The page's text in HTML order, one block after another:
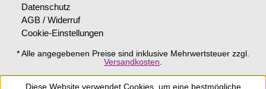
Datenschutz
AGB / Widerruf
Cookie-Einstellungen
* Alle angegebenen Preise sind inklusive Mehrwertsteuer zzgl.
Versandkosten.
Diese Website verwendet Cookies, um eine bestmögliche